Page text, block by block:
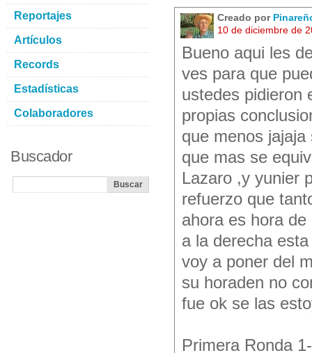
Creado por
10 de diciembre de
Bueno aqui les
ves para que
ustedes pidieron
propias
que menos
que mas se
Lazaro ,y yunier
refuerzo que
ahora es hora
a la derecha
voy a poner del
su horaden no
fue ok se las
Primera Ronda
Reportajes
Artículos
Records
Estadísticas
Colaboradores
Buscador